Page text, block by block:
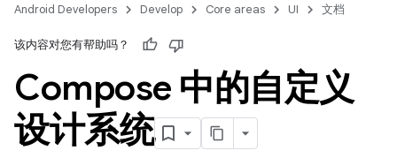
Android Developers Develop Core areas UI 文档
该内容对您有帮助吗？
Compose 中的自定义
设计系统